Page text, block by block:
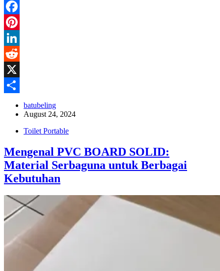
Facebook
Pinterest
LinkedIn
Reddit
X
batubeling
August 24, 2024
Toilet Portable
Mengenal PVC BOARD SOLID:
Material Serbaguna untuk Berbagai
Kebutuhan